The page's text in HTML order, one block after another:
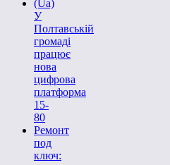
(Ua)
У
Полтавській
громаді
працює
нова
цифрова
платформа
15-
80
Ремонт
под
ключ: